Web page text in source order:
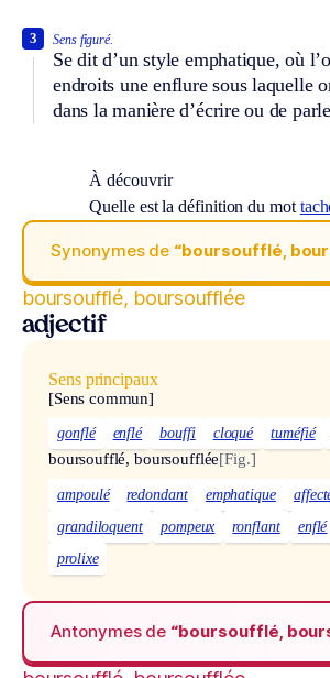
Sens figuré.
Se dit d’un style emphatique, où
endroits une enflure sous laquelle
dans la manière d’écrire ou de
3
À découvrir
Quelle est la définition du mot
Synonymes de “boursoufflé,
boursoufflé, boursoufflée
adjectif
Sens principaux
[Sens commun]
gonflé enflé bouffi cloqué tuméfié
boursoufflé, boursoufflée[Fig.]
ampoulé redondant emphatique
grandiloquent
pompeux ronflant enflé
prolixe
Antonymes de “boursoufflé,